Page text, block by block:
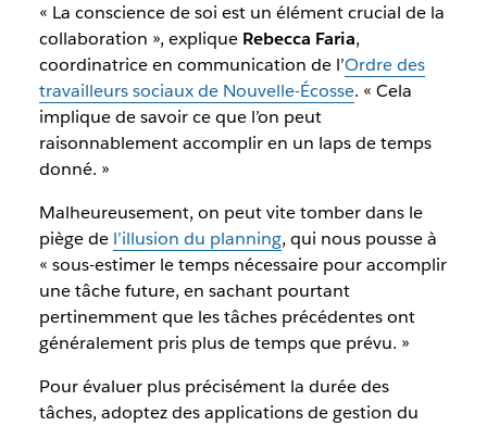
« La conscience de soi est un élément crucial de la
collaboration », explique Rebecca Faria,
coordinatrice en communication de l’Ordre des
travailleurs sociaux de Nouvelle-Écosse. « Cela
implique de savoir ce que l’on peut
raisonnablement accomplir en un laps de temps
donné. »
Malheureusement, on peut vite tomber dans le
piège de l’illusion du planning, qui nous pousse à
« sous-estimer le temps nécessaire pour accomplir
une tâche future, en sachant pourtant
pertinemment que les tâches précédentes ont
généralement pris plus de temps que prévu. »
Pour évaluer plus précisément la durée des
tâches, adoptez des applications de gestion du